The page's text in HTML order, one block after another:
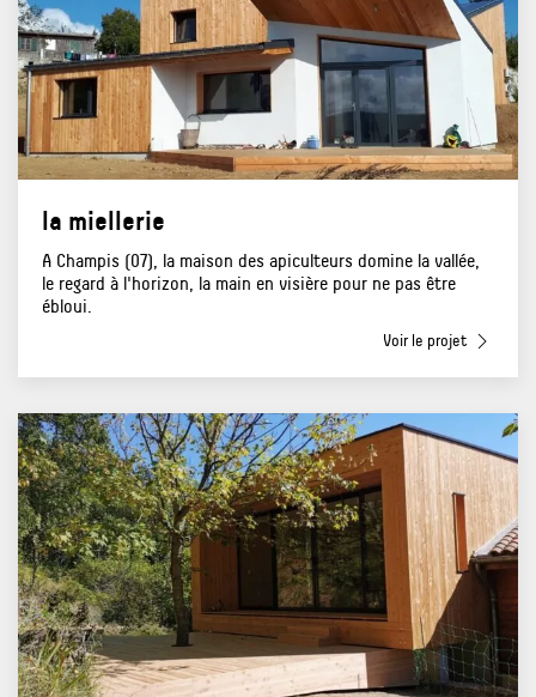
la miellerie
A Champis (07), la maison des apiculteurs domine la vallée,
le regard à l'horizon, la main en visière pour ne pas être
ébloui.
Voir le projet